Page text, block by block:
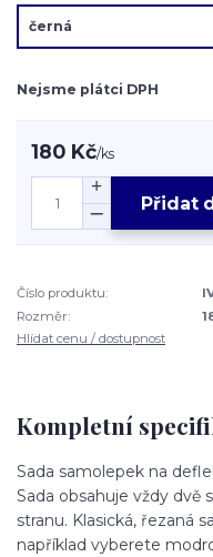
Nejsme plátci DPH
180 Kč/ks
Přidat
Číslo produktu:
Rozměr:
Hlídat cenu / dostupnost
Kompletní
Sada samolepek na
Sada obsahuje vždy dvě
stranu. Klasická, řezaná
například vyberete